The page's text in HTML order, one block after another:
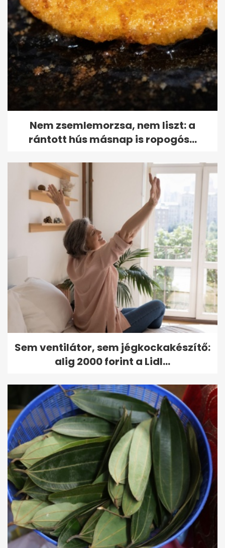
Nem zsemlemorzsa, nem liszt: a
rántott hús másnap is ropogós...
Sem ventilátor, sem jégkockakészítő:
alig 2000 forint a Lidl...